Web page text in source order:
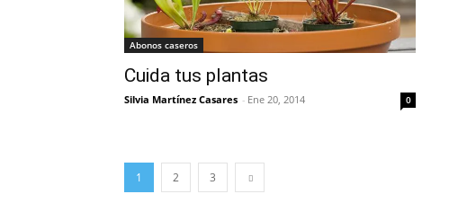
Abonos caseros
Cuida tus plantas
Silvia Martínez Casares - Ene 20, 2014 0
1 2 3